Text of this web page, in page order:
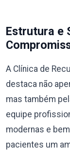
Estrutura e
A Clínica de
destaca não
mas também
equipe
modernas e
pacientes um